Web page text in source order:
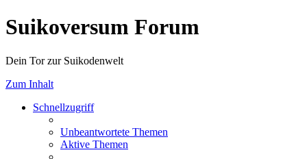
Suikoversum Forum
Dein Tor zur Suikodenwelt
Zum Inhalt
Schnellzugriff
Unbeantwortete Themen
Aktive Themen